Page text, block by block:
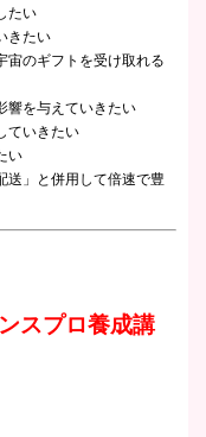
たい
きたい
宙のギフトを受け取れる
響を与えていきたい
ていきたい
い
送」と併用して倍速で豊
スプロ養成講